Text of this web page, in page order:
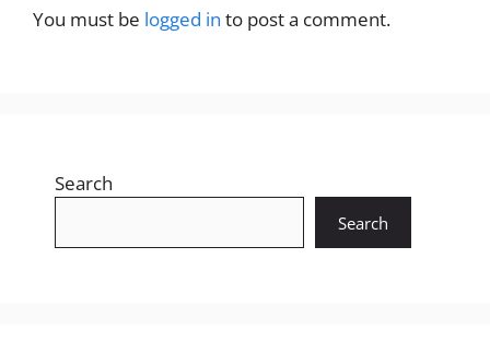
You must be logged in to post a comment.
Search
Search